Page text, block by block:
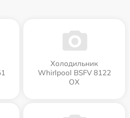
Холодильник
Whirlpool BSFV 8122
OX